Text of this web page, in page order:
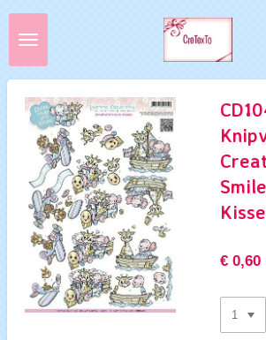
Ga
direct
de
hoofdinhoud
€ 0,60